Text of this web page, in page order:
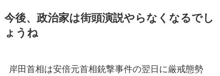
今後、政治家は街頭演説やらなくなるでし
ょうね
岸田首相は安倍元首相銃撃事件の翌日に厳戒態勢